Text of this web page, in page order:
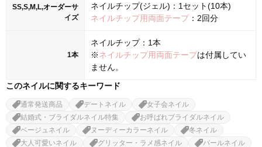
SS,S,M,L,オーダーサ
イズ
ネイルチップ(ジェル)：1セット(10本)
ネイルチップ用両面テープ：2回分
1本
ネイルチップ：1本
※ネイルチップ用両面テープは付属してい
ません。
このネイルに関するキーワード
通常発送商品 デートネイル
女子会ネイル
結婚式・ブライダルネイル特集
お呼ばれブライダルネイル
ベージュネイル
ヌーディーカラーネイル
冬ネイル
大人可愛いネイル
グリッター・ラメ感ネイル パールネイル